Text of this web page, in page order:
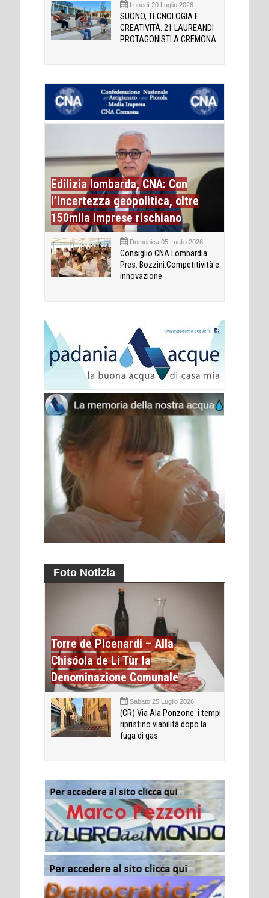
Lunedì 20 Luglio 2026
SUONO, TECNOLOGIA E
CREATIVITÀ: 21 LAUREANDI
PROTAGONISTI A CREMONA
Edilizia lombarda, CNA: Con
l’incertezza geopolitica, oltre
150mila imprese rischiano
Domenica 05 Luglio 2026
Consiglio CNA Lombardia
Pres. Bozzini:Competitività e
innovazione
Foto Notizia
Torre de Picenardi – Alla
Chisóola de Li Tùr la
Denominazione Comunale
Sabato 25 Luglio 2026
(CR) Via Ala Ponzone: i tempi
ripristino viabilità dopo la
fuga di gas